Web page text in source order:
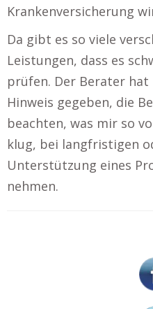
Krankenversicherung
Da gibt es so viele
Leistungen, dass es
prüfen. Der Berater
Hinweis gegeben, die
beachten, was mir so
klug, bei langfristigen
Unterstützung eines
nehmen.